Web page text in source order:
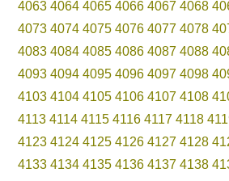
4063 4064 4065 4066 4067 4068
4073 4074 4075 4076 4077 4078
4083 4084 4085 4086 4087 4088
4093 4094 4095 4096 4097 4098
4103 4104 4105 4106 4107 4108
4113 4114 4115 4116 4117 4118
4123 4124 4125 4126 4127 4128
4133 4134 4135 4136 4137 4138